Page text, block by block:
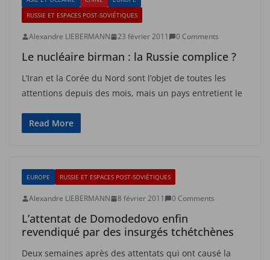
RUSSIE ET ESPACES POST-SOVIÉTIQUES
Alexandre LIEBERMANN 23 février 2011 0 Comments
Le nucléaire birman : la Russie complice ?
L’Iran et la Corée du Nord sont l’objet de toutes les
attentions depuis des mois, mais un pays entretient le
Read More
EUROPE RUSSIE ET ESPACES POST-SOVIÉTIQUES
Alexandre LIEBERMANN 8 février 2011 0 Comments
L’attentat de Domodedovo enfin
revendiqué par des insurgés tchétchènes
Deux semaines après des attentats qui ont causé la